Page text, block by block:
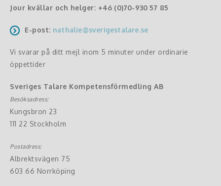
Jour kvällar och helger: +46 (0)70-930 57 85
E-post: nathalie@sverigestalare.se
Vi svarar på ditt mejl inom 5 minuter under ordinarie
öppettider
Sveriges Talare Kompetensförmedling AB
Besöksadress:
Kungsbron 23
111 22 Stockholm
Postadress:
Albrektsvägen 75
603 66 Norrköping